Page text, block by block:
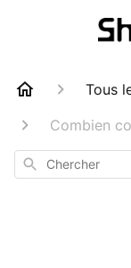
Tous
Combien
Chercher